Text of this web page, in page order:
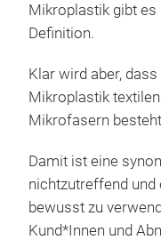
Mikroplastik gibt
Definition.
Klar wird aber,
Mikroplastik
Mikrofasern
Damit ist eine
nichtzutreffend und
bewusst zu
Kund*Innen und